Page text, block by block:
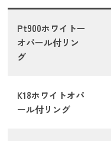
Pt900ホワイトー
オパール付リン
グ
K18ホワイトオパ
ール付リング